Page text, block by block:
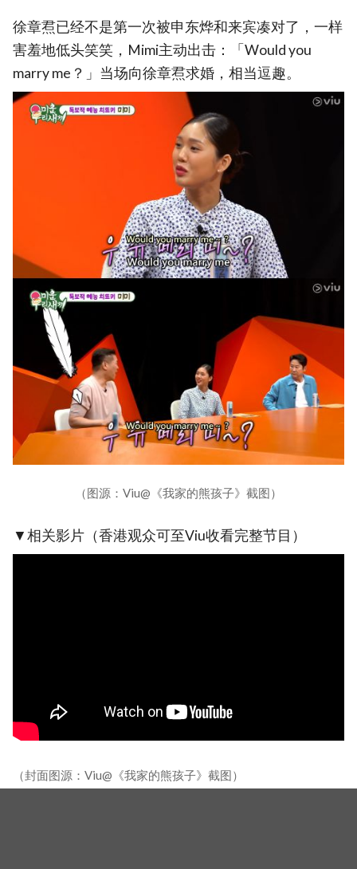
徐章焄已经不是第一次被申东烨和来宾凑对了，一样
害羞地低头笑笑，Mimi主动出击：「Would you
marry me？」当场向徐章焄求婚，相当逗趣。
（图源：Viu@《我家的熊孩子》截图）
▼相关影片（香港观众可至Viu收看完整节目）
（封面图源：Viu@《我家的熊孩子》截图）